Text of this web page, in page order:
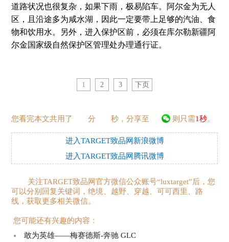
道路状况也很复杂，如果下雨，极易陷车。阿尔金为无人
区，且沿途多为咸水湖，因此一定要带上足够的汽油、食
物和饮用水。另外，进入保护区前，必须在库尔勒新疆阿
尔金国家级自然保护区管理处办理通行证。
1 2 3 下页
您看完本文共用了 分 秒，分享至 则只需1秒。
进入TARGET致品网新浪微博
进入TARGET致品网腾讯微博
关注TARGET致品网官方微信公众账号“luxtarget”后，您
可以分别回复关键词，绝境、越野、穿越、可可西里、路
线，获取更多相关微信。
您可能还有兴趣的内容：
敢为英雄——梅赛德斯-奔驰 GLC